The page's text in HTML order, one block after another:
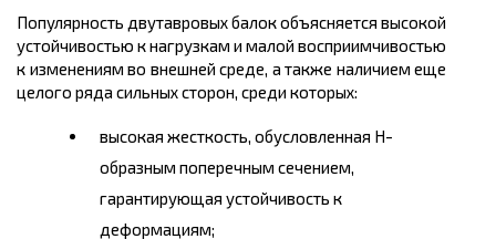
Популярность двутавровых балок объясняется высокой
устойчивостью к нагрузкам и малой восприимчивостью
к изменениям во внешней среде, а также наличием еще
целого ряда сильных сторон, среди которых:
высокая жесткость, обусловленная Н-
образным поперечным сечением,
гарантирующая устойчивость к
деформациям;